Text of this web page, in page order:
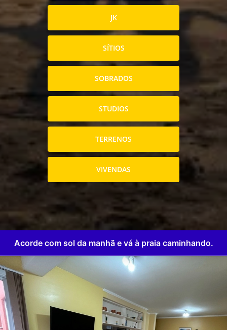
JK
SÍTIOS
SOBRADOS
STUDIOS
TERRENOS
VIVENDAS
Acorde com sol da manhã e vá à praia caminhando.